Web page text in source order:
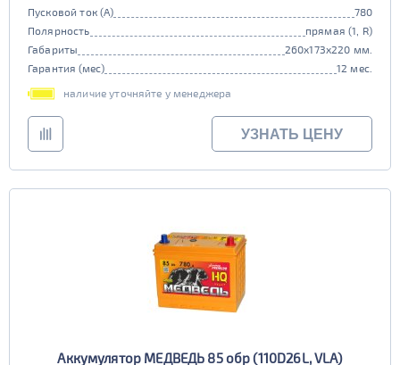
Пусковой ток (А)
780
Полярность
прямая (1, R)
Габариты
260x173x220 мм.
Гарантия (мес)
12 мес.
наличие уточняйте у менеджера
УЗНАТЬ ЦЕНУ
Аккумулятор МЕДВЕДЬ 85 обр (110D26L, VLA)